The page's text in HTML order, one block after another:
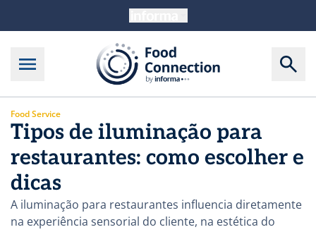
Food Service
Tipos de iluminação para
restaurantes: como escolher e
dicas
A iluminação para restaurantes influencia diretamente
na experiência sensorial do cliente, na estética do